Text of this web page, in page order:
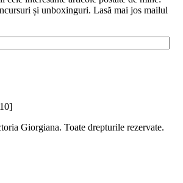
și unboxinguri. Lasă mai jos mailul
Giorgiana. Toate drepturile rezervate.